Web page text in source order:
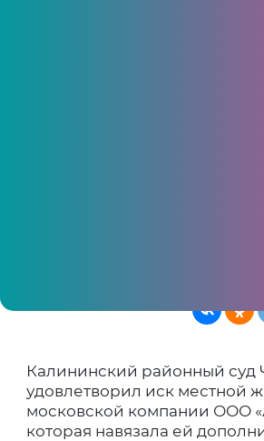
Калининский районный суд
удовлетворил иск местной
московской компании ООО
которая навязала ей